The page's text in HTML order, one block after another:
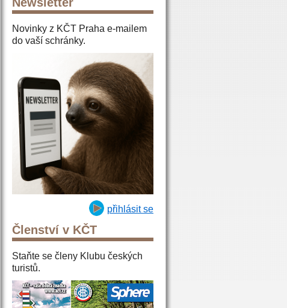
Newsletter
Novinky z KČT Praha e-mailem
do vaší schránky.
přihlásit se
Členství v KČT
Staňte se členy Klubu českých
turistů.